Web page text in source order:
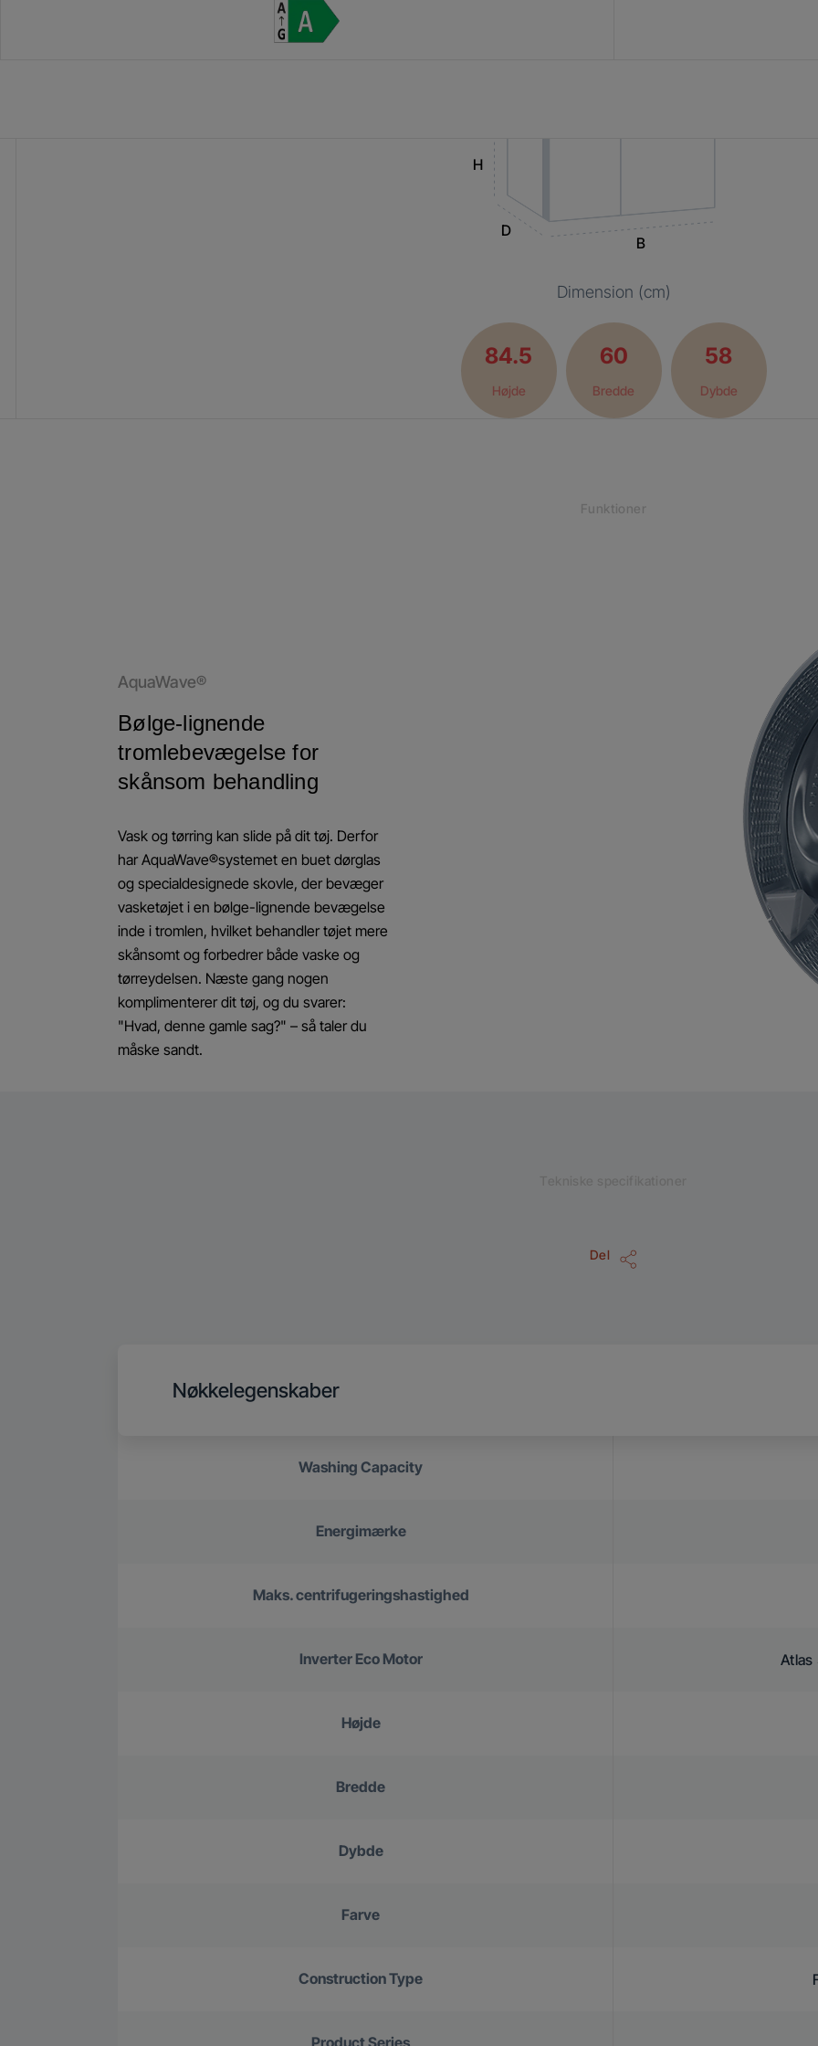
H
D
B
Dimension (cm)
84.5
Højde
60
Bredde
58
Dybde
Funktioner
AquaWave®
Bølge-lignende
tromlebevægelse for
skånsom behandling
Vask og tørring kan slide på dit tøj. Derfor
har AquaWave®systemet en buet dørglas
og specialdesignede skovle, der bevæger
vasketøjet i en bølge-lignende bevægelse
inde i tromlen, hvilket behandler tøjet mere
skånsomt og forbedrer både vaske og
tørreydelsen. Næste gang nogen
komplimenterer dit tøj, og du svarer:
"Hvad, denne gamle sag?" – så taler du
måske sandt.
Del
Nøkkelegenskaber
Washing Capacity
Energimærke
Maks. centrifugeringshastighed
Inverter Eco Motor Atlas
Højde
Bredde
Dybde
Farve
Construction Type
Product Series